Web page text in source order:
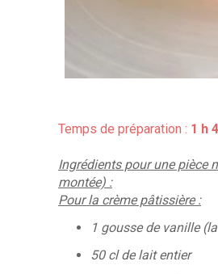
Temps de préparation : 1 h
Ingrédients pour une pièce
montée) :
Pour la crème pâtissière :
1 gousse de vanille (la
50 cl de lait entier